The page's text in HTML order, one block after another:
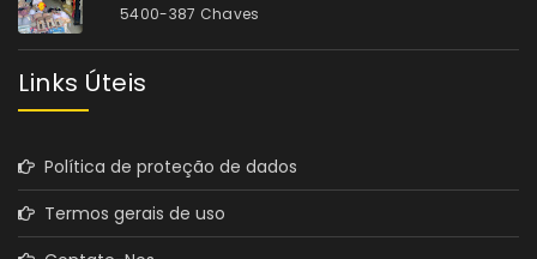
5400-387 Chaves
Links Úteis
Política de proteção de dados
Termos gerais de uso